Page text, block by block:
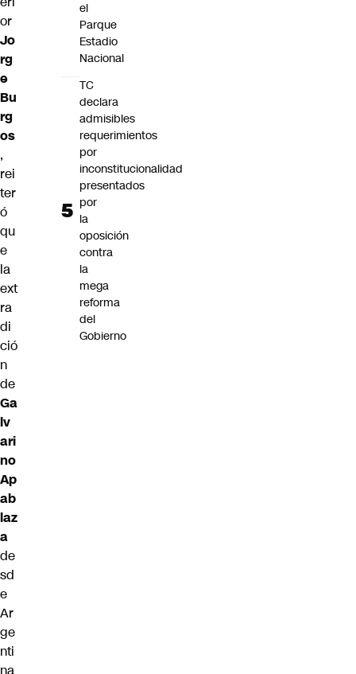
or
Jo
rg
e
Bu
rg
os
,
rei
ter
ó
qu
e
la
ext
ra
di
ció
n
de
Ga
lv
ari
no
Ap
ab
laz
a
de
sd
e
Ar
ge
nti
na
el
Parque
Estadio
Nacional
TC
declara
admisibles
requerimientos
por
inconstitucionalidad
presentados
por
la
oposición
contra
la
mega
reforma
del
Gobierno